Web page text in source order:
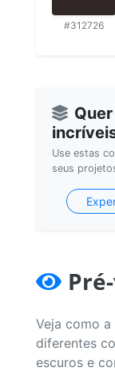
#312726
Use estas
seus
Veja como
diferentes
escuros e